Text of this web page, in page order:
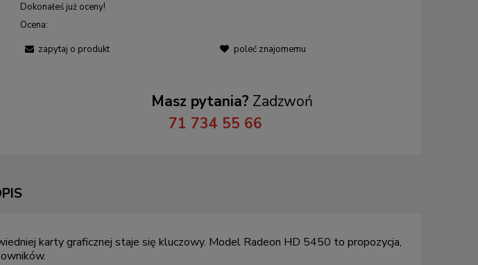
Dokonałeś już oceny!
Ocena:
zapytaj o produkt
poleć znajomemu
Masz pytania? Zadzwoń
71 734 55 66
karty graficznej staje się kluczowy. Model Radeon HD 5450 to propozycja,